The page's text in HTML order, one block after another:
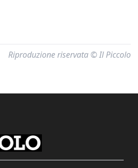
Riproduzione riservata © Il Piccolo